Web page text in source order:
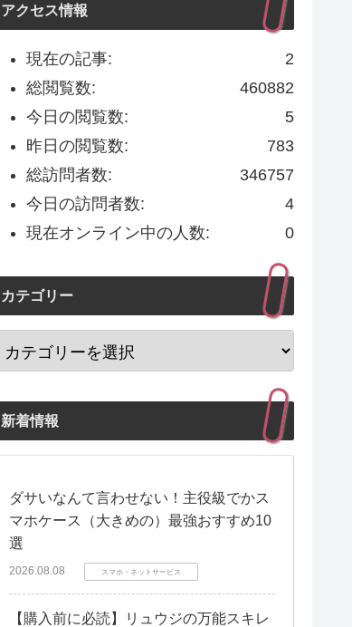
アクセス情報
2
現在の記事:
460882
総閲覧数:
5
今日の閲覧数:
783
昨日の閲覧数:
346757
総訪問者数:
4
今日の訪問者数:
0
現在オンライン中の人数:
カテゴリー
新着情報
ダサいなんて言わせない！主役級でかス
マホケース（大きめの）最強おすすめ10
選
2026.08.08 スマホ・ネットサービス
【購入前に必読】リュウジの万能スキレ